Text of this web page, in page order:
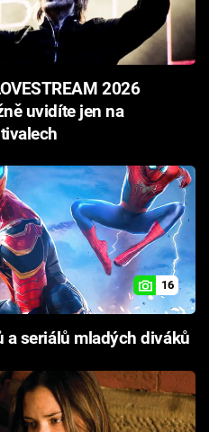
2026
uvidíte jen na
16
seriálů mladých diváků